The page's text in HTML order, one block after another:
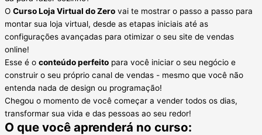
O Curso Loja Virtual do Zero vai te mostrar o passo a passo para
montar sua loja virtual, desde as etapas iniciais até as
configurações avançadas para otimizar o seu site de vendas
online!
Esse é o conteúdo perfeito para você iniciar o seu negócio e
construir o seu próprio canal de vendas - mesmo que você não
entenda nada de design ou programação!
Chegou o momento de você começar a vender todos os dias,
transformar sua vida e das pessoas ao seu redor!
O que você aprenderá no curso: